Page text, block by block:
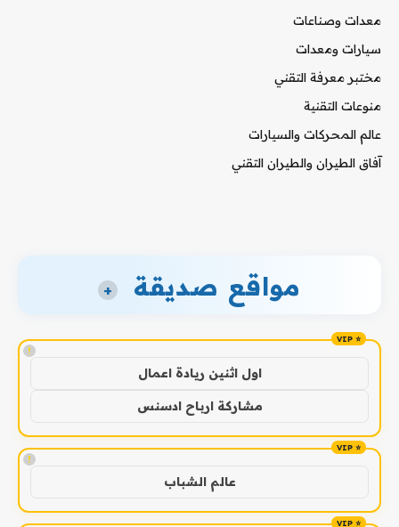
معدات وصناعات
سيارات ومعدات
مختبر معرفة التقني
منوعات التقنية
عالم المحركات والسيارات
آفاق الطيران والطيران التقني
مواقع صديقة +
!
اول اثنين ريادة اعمال
مشاركة ارباح ادسنس
!
عالم الشباب